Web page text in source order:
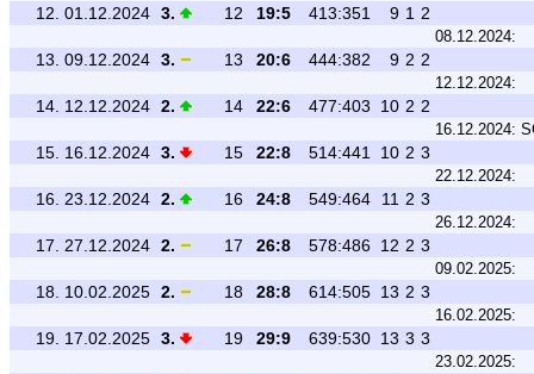
12. 01.12.2024 3. 12 19:5 413:351 9 1 2
08.12.2024:
13. 09.12.2024 3. 13 20:6 444:382 9 2 2
12.12.2024:
14. 12.12.2024 2. 14 22:6 477:403 10 2 2
16.12.2024:
15. 16.12.2024 3. 15 22:8 514:441 10 2 3
22.12.2024:
16. 23.12.2024 2. 16 24:8 549:464 11 2 3
26.12.2024:
17. 27.12.2024 2. 17 26:8 578:486 12 2 3
09.02.2025:
18. 10.02.2025 2. 18 28:8 614:505 13 2 3
16.02.2025:
19. 17.02.2025 3. 19 29:9 639:530 13 3 3
23.02.2025: